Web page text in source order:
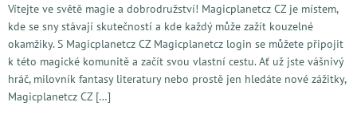
Vítejte ve světě magie a dobrodružství! Magicplanetcz CZ je místem,
kde se sny stávají skutečností a kde každý může zažít kouzelné
okamžiky. S Magicplanetcz CZ Magicplanetcz login se můžete připojit
k této magické komunitě a začít svou vlastní cestu. Ať už jste vášnivý
hráč, milovník fantasy literatury nebo prostě jen hledáte nové zážitky,
Magicplanetcz CZ […]